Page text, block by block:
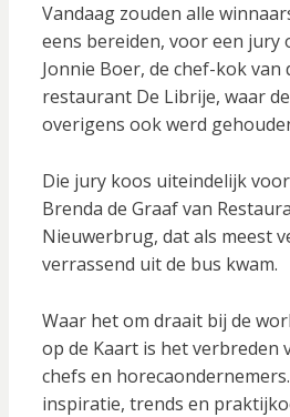
Vandaag zouden alle
eens bereiden, voor een jury
Jonnie Boer, de chef-kok
restaurant De Librije, waar
overigens ook werd
Die jury koos uiteindelijk
Brenda de Graaf van
Nieuwerbrug, dat als meest
verrassend uit de bus kwam.
Waar het om draait bij de
op de Kaart is het verbreden
chefs en
inspiratie, trends en